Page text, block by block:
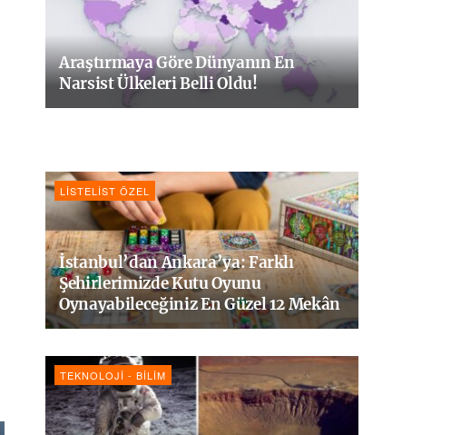
Araştırmaya Göre Dünyanın En
Narsist Ülkeleri Belli Oldu!
LISTELIST ÖZEL
İstanbul’dan Ankara’ya: Farklı
Şehirlerimizde Kutu Oyunu
Oynayabileceğiniz En Güzel 12 Mekân
TEKNOLOJI - BILIM